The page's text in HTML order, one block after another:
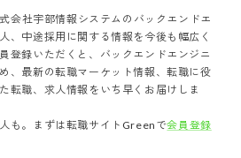
会社宇部情報システム の バックエンドエ
、中途採用に関する情報を今後も幅広く
登録いただくと、 バックエンドエンジニ
、最新の転職マーケット情報、転職に役
転職、求人情報をいち早くお届けしま
も。まずは転職サイトGreenで会員登録